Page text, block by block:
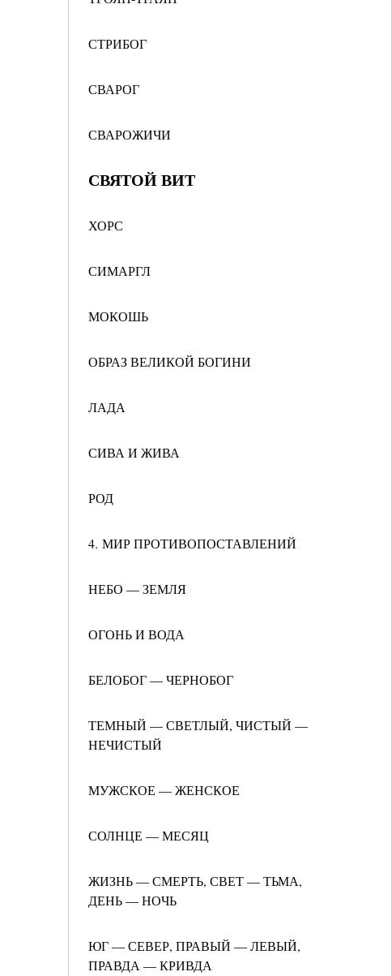
СТРИБОГ
СВАРОГ
СВАРОЖИЧИ
СВЯТОЙ ВИТ
ХОРС
СИМАРГЛ
МОКОШЬ
ОБРАЗ ВЕЛИКОЙ БОГИНИ
ЛАДА
СИВА И ЖИВА
РОД
4. МИР ПРОТИВОПОСТАВЛЕНИЙ
НЕБО — ЗЕМЛЯ
ОГОНЬ И ВОДА
БЕЛОБОГ — ЧЕРНОБОГ
ТЕМНЫЙ — СВЕТЛЫЙ, ЧИСТЫЙ —
НЕЧИСТЫЙ
МУЖСКОЕ — ЖЕНСКОЕ
СОЛНЦЕ — МЕСЯЦ
ЖИЗНЬ — СМЕРТЬ, СВЕТ — ТЬМА,
ДЕНЬ — НОЧЬ
ЮГ — СЕВЕР, ПРАВЫЙ — ЛЕВЫЙ,
ПРАВДА — КРИВДА